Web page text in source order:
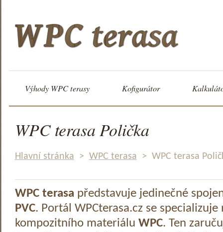
Výhody WPC terasy Kofigurátor
WPC terasa Polička
Hlavní stránka > WPC terasa > WPC terasa
WPC terasa představuje jedinečné
PVC. Portál WPCterasa.cz se specializuje
kompozitního materiálu WPC. Ten